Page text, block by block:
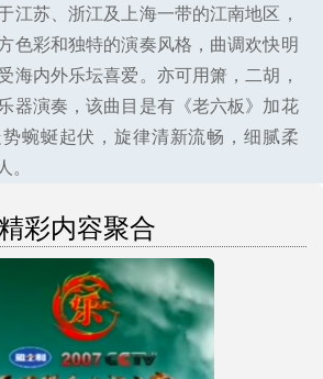
江苏、浙江及上海一带的江南地区，
色彩和独特的演奏风格，曲调欢快明
海内外乐坛喜爱。亦可用箫，二胡，
器演奏，该曲目是有《老六板》加花
蜿蜒起伏，旋律清新流畅，细腻柔
。
彩内容聚合